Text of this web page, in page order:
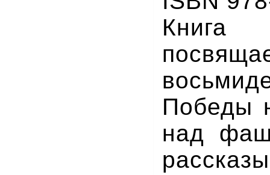
Книга
Победы
над